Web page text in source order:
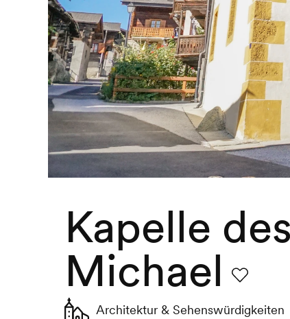
Kapelle
Michael
Architektur & Sehenswürdigkeiten